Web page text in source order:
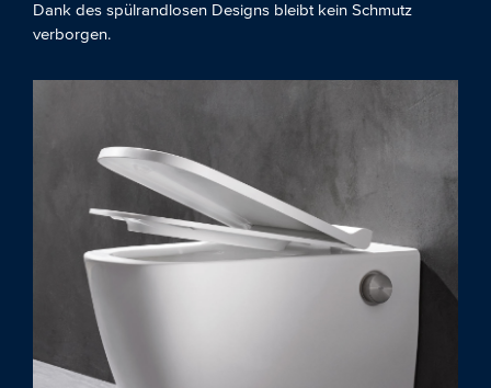
Dank des spülrandlosen Designs bleibt kein Schmutz
verborgen.